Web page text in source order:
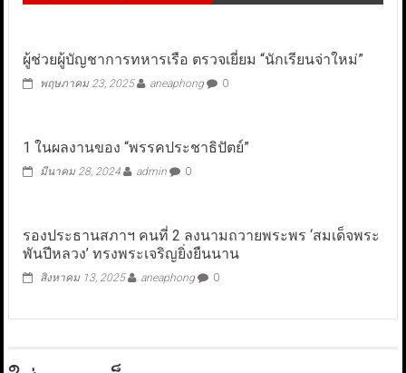
ผู้ช่วยผู้บัญชาการทหารเรือ ตรวจเยี่ยม “นักเรียนจ่าใหม่”
พฤษภาคม 23, 2025 aneaphong 0
1 ในผลงานของ “พรรคประชาธิปัตย์”
มีนาคม 28, 2024 admin 0
รองประธานสภาฯ คนที่ 2 ลงนามถวายพระพร ‘สมเด็จพระ
พันปีหลวง’ ทรงพระเจริญยิ่งยืนนาน
สิงหาคม 13, 2025 aneaphong 0